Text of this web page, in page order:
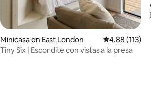
Minicasa en East London Calificación
4.88 (113)
Tiny Six | Escondite con vistas a la presa